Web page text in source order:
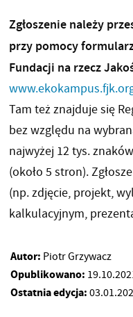
Zgłoszenie należy
przy pomocy
Fundacji na rzecz
Tam też znajduje się
bez względu na
najwyżej 12 tys.
(około 5 stron).
(np. zdjęcie, projekt,
kalkulacyjnym,
Autor: Piotr Grzywacz
Opublikowano:
Ostatnia edycja: